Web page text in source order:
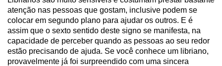
atenção nas pessoas que gostam, inclusive podem se
colocar em segundo plano para ajudar os outros. E é
assim que o sexto sentido deste signo se manifesta, na
capacidade de perceber quando as pessoas ao seu redor
estão precisando de ajuda. Se você conhece um libriano,
provavelmente já foi surpreendido com uma sincera